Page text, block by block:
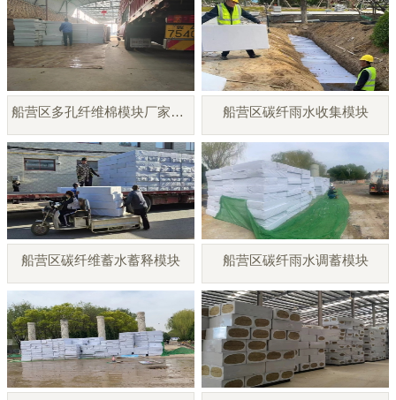
船营区多孔纤维棉模块厂家直销 船营区碳纤雨水收集模块
船营区碳纤维蓄水蓄释模块 船营区碳纤雨水调蓄模块